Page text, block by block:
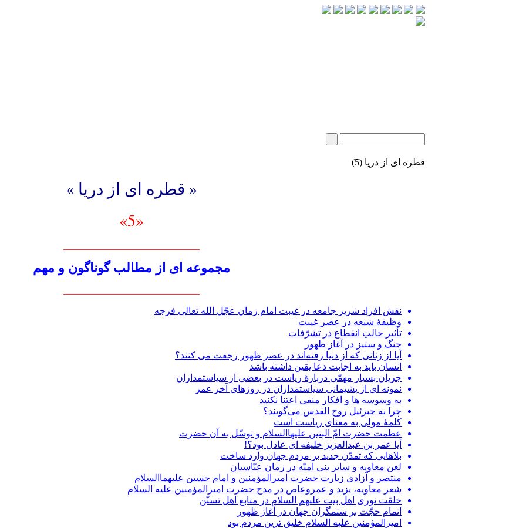
قطره ای از دریا (5)
« قطره ای از دریا »
«5»
مجموعه ای از مطالب گوناگون و مهم
نقش افراد شریر جامعه در غیبت امام زمان عجّل الله تعالی فرجه
وظیفۀ شیعه در عصر غیبت
تأثیر حالتِ انقطاع در تشرّفات
جنگ و ستیز در آغاز ظهور
آیا از زنانی که از دنیا رفته‌اند در عصر ظهور رجعت می کنند؟
انسان باید به اجابت دعا یقین داشته باشد
جریان بسیار مهمّی دربارۀ ریاست در بعضی از سیاستمداران
نمونه ای از پشیمانی سیاستمداران در روزهای آخر عمر
به وسوسه ها و افکار منفی اعتنا نکنید
چرا به جبرئیل روح القدس می‌گویند؟
کلمۀ مولی به معنای ریاست است
عظمت حضرت امّ البنين عليهاالسلام و توسّل به آن حضرت
آیا عمر بن عبدالعزيز خلیفه ای عادل بود؟!
بلاهایی که تمدّن جدید بر مردم جهان وارد ساخت
لعن معاویه و سایر بنی امیّه در زمان عبّاسیان
منتصر و آزادی زیارت حضرت امیرالمؤمنین و امام حسین علیهماالسلام
شعر معاویه، یزید و عمروعاص در مدح حضرت امیرالمؤمنین علیه السلام
خلقت نوری اهل بیت علیهم السلام در منابع اهل تسنّن
اتمام حجّت بر ستمگران جهان در آغاز ظهور
امیرالمؤمنین علیه السلام خلیق ترین مردم بود